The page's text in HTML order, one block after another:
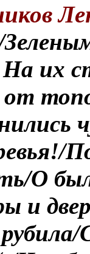
их
от
О
и